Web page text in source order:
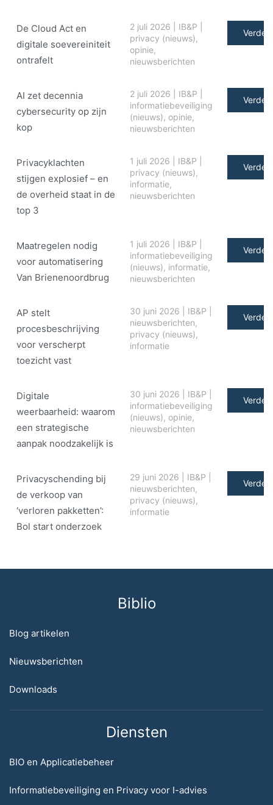
De Cloud Act en
digitale soe­ve­rei­ni­teit
ontrafelt
2 juli 2026 IB&P
privacy (nieuws),
opinie,
nieuwsberichten
Verder
AI zet decennia
cybersecurity op zijn
kop
2 juli 2026 IB&P
informatiebeveiliging
(nieuws), opinie,
nieuwsberichten
Verder
Privacyklachten
stijgen explosief – en
de overheid staat in de
top 3
1 juli 2026 IB&P
privacy (nieuws),
informatie,
nieuwsberichten
Verder
Maatregelen nodig
voor automatisering
Van Brienenoordbrug
1 juli 2026 IB&P
informatiebeveiliging
(nieuws), informatie,
nieuwsberichten
Verder
AP stelt
procesbeschrijving
voor verscherpt
toezicht vast
30 juni 2026 IB&P
nieuwsberichten,
privacy (nieuws),
informatie
Verder
Digitale
weerbaarheid: waarom
een strategische
aanpak noodzakelijk is
30 juni 2026 IB&P
informatiebeveiliging
(nieuws), opinie,
nieuwsberichten
Verder
Privacyschending bij
de verkoop van
‘verloren pakketten’:
Bol start onderzoek
29 juni 2026 IB&P
nieuwsberichten,
privacy (nieuws),
informatie
Verder
Biblio
Blog artikelen
Nieuwsberichten
Downloads
Diensten
BIO en Applicatiebeheer
Informatiebeveiliging en Privacy voor I-advies